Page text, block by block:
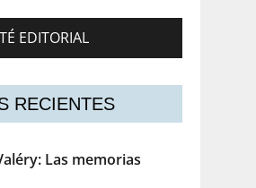
EDITORIAL
RECIENTES
Las memorias